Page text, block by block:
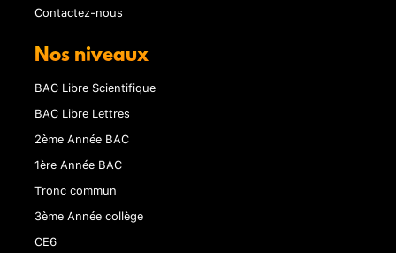
Contactez-nous
Nos niveaux
BAC Libre Scientifique
BAC Libre Lettres
2ème Année BAC
1ère Année BAC
Tronc commun
3ème Année collège
CE6